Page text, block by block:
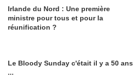
Irlande du Nord : Une première
ministre pour tous et pour la
réunification ?
Le Bloody Sunday c'était il y a 50 ans
...